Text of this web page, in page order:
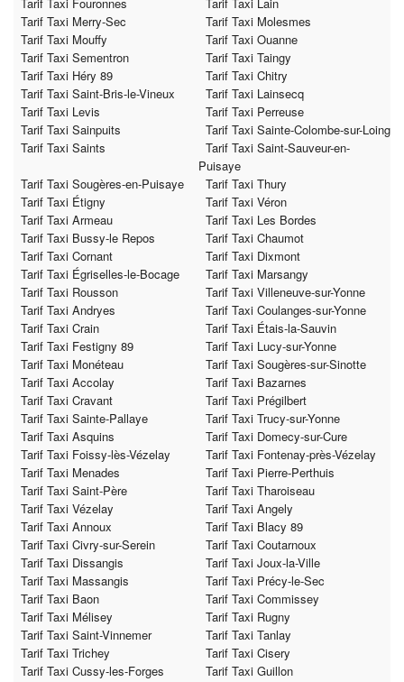
Tarif Taxi Merry-Sec
Tarif Taxi Molesmes
Tarif Taxi Mouffy
Tarif Taxi Ouanne
Tarif Taxi Sementron
Tarif Taxi Taingy
Tarif Taxi Héry 89
Tarif Taxi Chitry
Tarif Taxi Saint-Bris-le-Vineux
Tarif Taxi Lainsecq
Tarif Taxi Levis
Tarif Taxi Perreuse
Tarif Taxi Sainpuits
Tarif Taxi Sainte-Colombe-sur-Loing
Tarif Taxi Saints
Tarif Taxi Saint-Sauveur-en-
Puisaye
Tarif Taxi Sougères-en-Puisaye
Tarif Taxi Thury
Tarif Taxi Étigny
Tarif Taxi Véron
Tarif Taxi Armeau
Tarif Taxi Les Bordes
Tarif Taxi Bussy-le Repos
Tarif Taxi Chaumot
Tarif Taxi Cornant
Tarif Taxi Dixmont
Tarif Taxi Égriselles-le-Bocage
Tarif Taxi Marsangy
Tarif Taxi Rousson
Tarif Taxi Villeneuve-sur-Yonne
Tarif Taxi Andryes
Tarif Taxi Coulanges-sur-Yonne
Tarif Taxi Crain
Tarif Taxi Étais-la-Sauvin
Tarif Taxi Festigny 89
Tarif Taxi Lucy-sur-Yonne
Tarif Taxi Monéteau
Tarif Taxi Sougères-sur-Sinotte
Tarif Taxi Accolay
Tarif Taxi Bazarnes
Tarif Taxi Cravant
Tarif Taxi Prégilbert
Tarif Taxi Sainte-Pallaye
Tarif Taxi Trucy-sur-Yonne
Tarif Taxi Asquins
Tarif Taxi Domecy-sur-Cure
Tarif Taxi Foissy-lès-Vézelay
Tarif Taxi Fontenay-près-Vézelay
Tarif Taxi Menades
Tarif Taxi Pierre-Perthuis
Tarif Taxi Saint-Père
Tarif Taxi Tharoiseau
Tarif Taxi Vézelay
Tarif Taxi Angely
Tarif Taxi Annoux
Tarif Taxi Blacy 89
Tarif Taxi Civry-sur-Serein
Tarif Taxi Coutarnoux
Tarif Taxi Dissangis
Tarif Taxi Joux-la-Ville
Tarif Taxi Massangis
Tarif Taxi Précy-le-Sec
Tarif Taxi Baon
Tarif Taxi Commissey
Tarif Taxi Mélisey
Tarif Taxi Rugny
Tarif Taxi Saint-Vinnemer
Tarif Taxi Tanlay
Tarif Taxi Trichey
Tarif Taxi Cisery
Tarif Taxi Cussy-les-Forges
Tarif Taxi Guillon